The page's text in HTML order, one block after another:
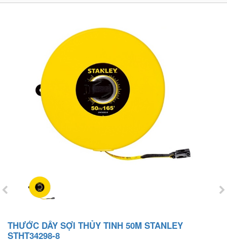
THƯỚC DÂY SỢI THỦY TINH 50M STANLEY
STHT34298-8